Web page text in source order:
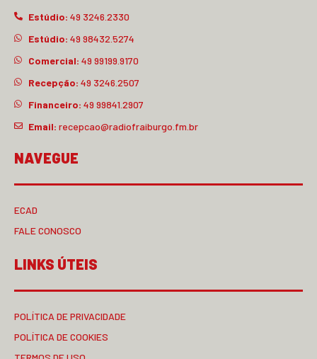
Estúdio: 49 3246.2330
Estúdio: 49 98432.5274
Comercial: 49 99199.9170
Recepção: 49 3246.2507
Financeiro: 49 99841.2907
Email: recepcao@radiofraiburgo.fm.br
NAVEGUE
ECAD
FALE CONOSCO
LINKS ÚTEIS
POLÍTICA DE PRIVACIDADE
POLÍTICA DE COOKIES